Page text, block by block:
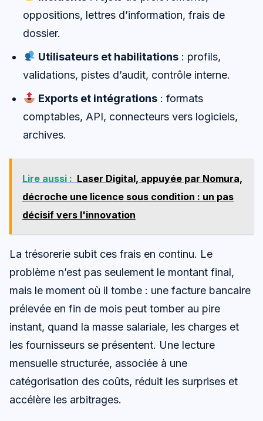
oppositions, lettres d’information, frais de
dossier.
Utilisateurs et habilitations: profils,
validations, pistes d’audit, contrôle interne.
Exports et intégrations: formats
comptables, API, connecteurs vers logiciels,
archives.
Lire aussi : Laser Digital, appuyée par Nomura,
décroche une licence sous condition : un pas
décisif vers l'innovation
La trésorerie subit ces frais en continu. Le
problème n’est pas seulement le montant final,
mais le moment où il tombe : une facture bancaire
prélevée en fin de mois peut tomber au pire
instant, quand la masse salariale, les charges et
les fournisseurs se présentent. Une lecture
mensuelle structurée, associée à une
catégorisation des coûts, réduit les surprises et
accélère les arbitrages.